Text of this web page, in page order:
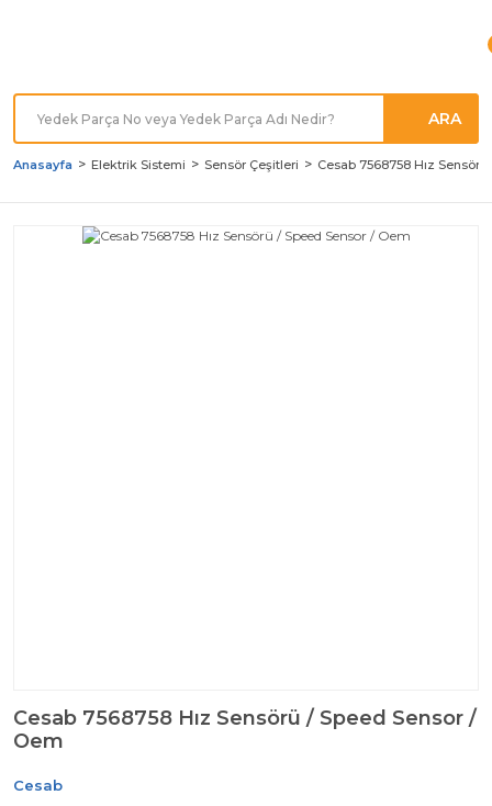
ARA
Anasayfa Elektrik Sistemi Sensör Çeşitleri Cesab 7568758 Hız
Cesab 7568758 Hız Sensörü / Speed Sensor /
Oem
Cesab